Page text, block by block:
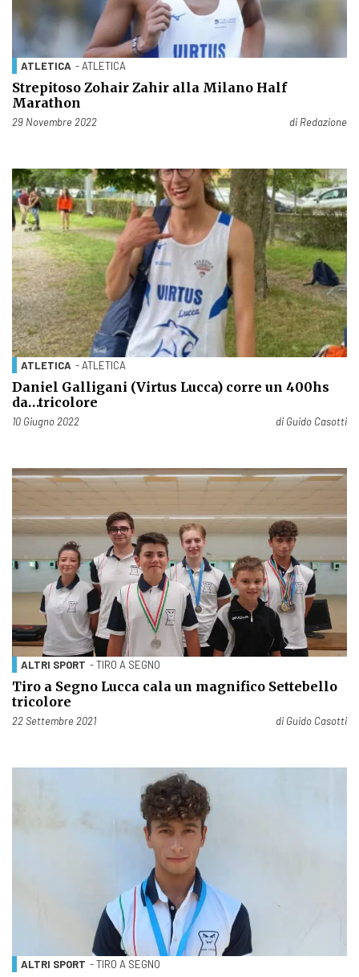
ATLETICA - ATLETICA
Strepitoso Zohair Zahir alla Milano Half
Marathon
Pubblicato il
29 Novembre 2022 di Redazione
ATLETICA - ATLETICA
Daniel Galligani (Virtus Lucca) corre un 400hs
da…tricolore
Pubblicato il
10 Giugno 2022 di Guido Casotti
ALTRI SPORT - TIRO A SEGNO
Tiro a Segno Lucca cala un magnifico Settebello
tricolore
Pubblicato il
22 Settembre 2021 di Guido Casotti
ALTRI SPORT - TIRO A SEGNO